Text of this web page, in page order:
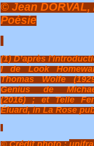
© Jean DORVAL,
Poésie
(1) D’après
I de Look
Thomas Wolfe
Genius de
(2016) ; et Telle
Éluard, in La Rose